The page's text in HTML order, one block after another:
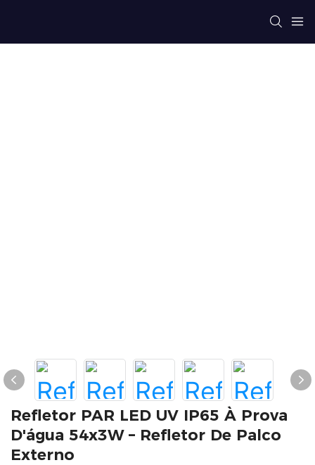
Refletor PAR LED UV IP65 À Prova
D'água 54x3W – Refletor De Palco
Externo